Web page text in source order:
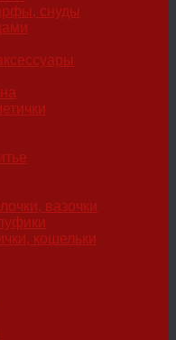
снуды
вазочки
кошельки